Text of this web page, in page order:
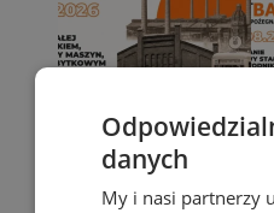
danych
My i nasi partnerzy